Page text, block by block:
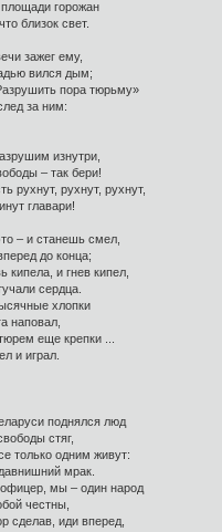
горожан
близок свет.
зажег ему,
вился дым;
пора тюрьму»
за ним:
изнутри,
– так бери!
рухнут, рухнут, рухнут,
главари!
– и станешь смел,
до конца;
кипела, и гнев кипел,
сердца.
хлопки
наповал,
еще крепки ...
и играл.
поднялся люд
стяг,
только одним живут:
мрак.
мы – один народ
честны,
сделав, иди вперед,